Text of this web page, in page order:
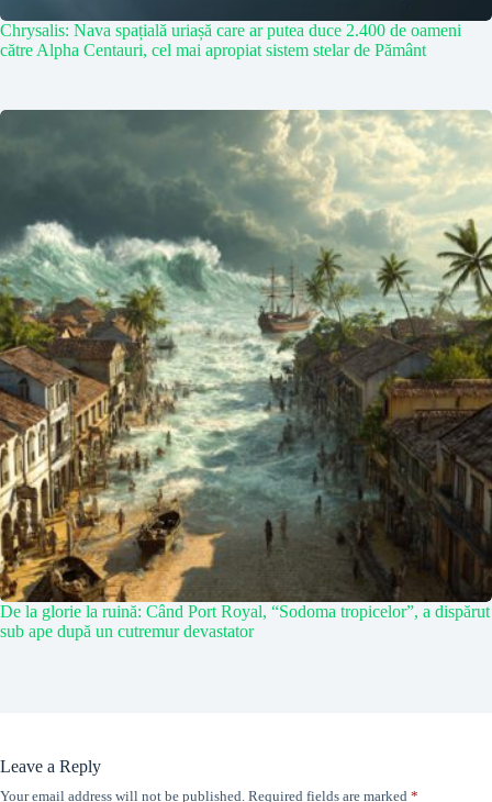
Chrysalis: Nava spațială uriașă care ar putea duce 2.400 de oameni
către Alpha Centauri, cel mai apropiat sistem stelar de Pământ
De la glorie la ruină: Când Port Royal, “Sodoma tropicelor”, a dispărut
sub ape după un cutremur devastator
Leave a Reply
Your email address will not be published. Required fields are marked *